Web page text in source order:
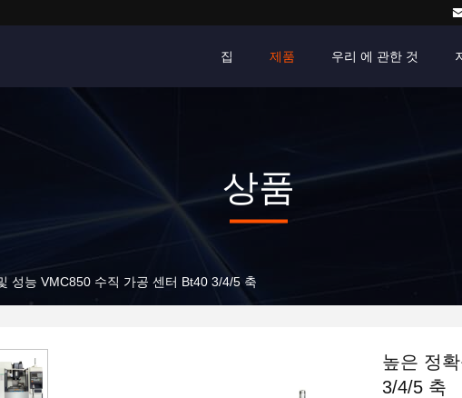
집 제품 우리 에 관한 것
상품
성능 VMC850 수직 가공 센터 Bt40 3/4/5 축
높은 정
3/4/5 축